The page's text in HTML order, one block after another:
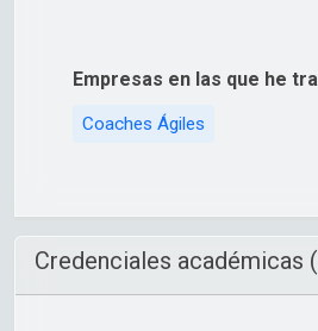
Empresas en las que he
Coaches Ágiles
Credenciales académicas